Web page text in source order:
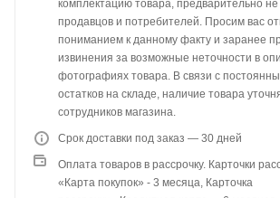
комплектацию товара, предварительно
продавцов и потребителей. Просим вас
пониманием к данному факту и заранее
извинения за возможные неточности в
фотографиях товара. В связи с
остатков на складе, наличие товара
сотрудников магазина.
Срок доставки под заказ — 30 дней
Оплата товаров в рассрочку. Карточки
«Карта покупок» - 3 месяца, Карточка